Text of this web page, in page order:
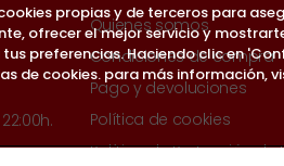
Quienes somos
Condiciones de compra
Pago y devoluciones
Política de cookies
Política de Protección de
cookies propias y de terceros para
ofrecer el mejor servicio y
preferencias. Haciendo clic en
de cookies. para más información,